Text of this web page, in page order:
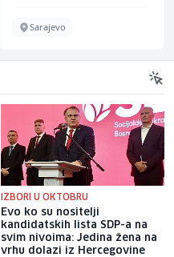
Sarajevo
IZBORI U OKTOBRU
Evo ko su nositelji
kandidatskih lista SDP-a na
svim nivoima: Jedina žena na
vrhu dolazi iz Hercegovine